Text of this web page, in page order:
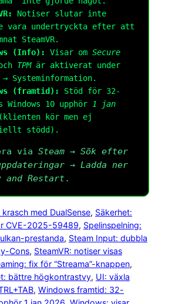
Notiser slutar inte
vara undertryckta efter att
SteamVR.
(Info): Visar om Secure
TPMär aktiverat under
Systeminformation.
(framtid): Stöd för 32-
Windows 10 upphör 1 jan
kör men ej
stödd).
via Steam → Sök efter
→ Ladda ner
and Restart.
med DualSense, Säkerhet:
CVE-2025-59489, Spelinspelning:
prestanda, Steam Input: dubbla
Cons, SteamVR: notiser visas
fix för “Streama”-knappen
bättre högkontrastvy, UI: växla
, Windows framtid: 32-